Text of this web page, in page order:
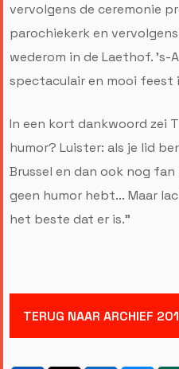
vervolgens de ceremonie
parochiekerk en
wederom in de Laethof. 's-
spectaculair en mooi feest
In een kort dankwoord zei
humor? Luister: als je lid
Brussel en dan ook nog
geen humor hebt... Maar
het beste dat er is.”
TERUG NAAR ARCHIEF